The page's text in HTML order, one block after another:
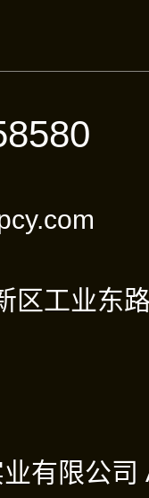
区工业东
有限公司